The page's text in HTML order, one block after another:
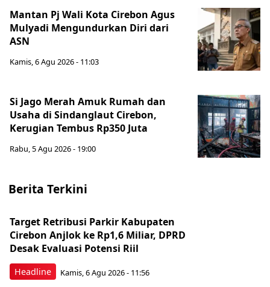
Mantan Pj Wali Kota Cirebon Agus
Mulyadi Mengundurkan Diri dari
ASN
Kamis, 6 Agu 2026 - 11:03
Si Jago Merah Amuk Rumah dan
Usaha di Sindanglaut Cirebon,
Kerugian Tembus Rp350 Juta
Rabu, 5 Agu 2026 - 19:00
Berita Terkini
Headline
Target Retribusi Parkir Kabupaten
Cirebon Anjlok ke Rp1,6 Miliar, DPRD
Desak Evaluasi Potensi Riil
Kamis, 6 Agu 2026 - 11:56